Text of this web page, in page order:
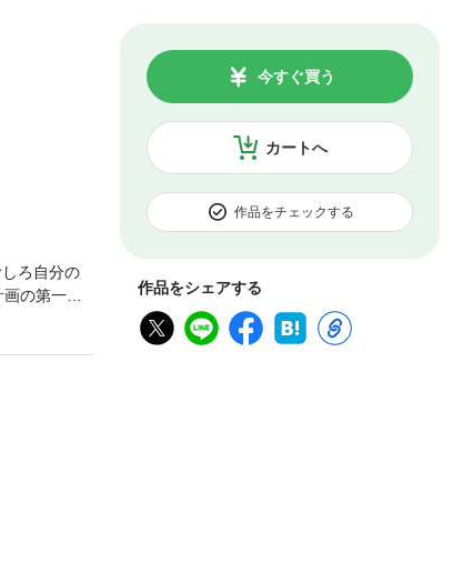
カートへ
今すぐ買う
作品をチェックする
作品をシェアする
ろ自分の
の第一段
マンの夫